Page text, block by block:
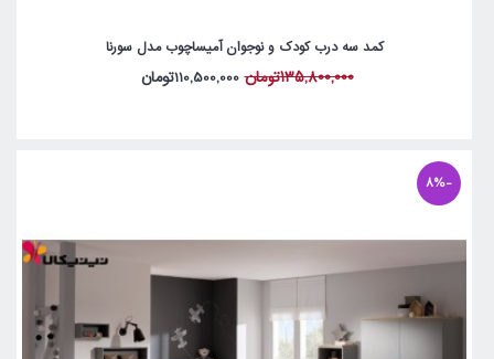
کمد سه درب کودک و نوجوان آمیساچوب مدل سورنا
135,800,000تومان 110,500,000تومان
-8%